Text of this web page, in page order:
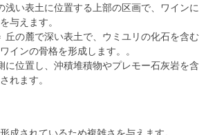
浅い表土に位置する上部の区画で、ワインに
与えます。
丘の麓で深い表土で、ウミユリの化石を含む
インの骨格を形成します。。
に位置し、沖積堆積物やプレモー石灰岩を含
れます。
成されているため複雑さを与えます。